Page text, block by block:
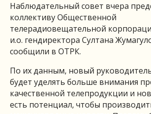
Наблюдательный совет вчера
коллективу Общественной
телерадиовещательной
и.о. гендиректора Султана
сообщили в ОТРК.
По их данным, новый
будет уделять больше внимания
качественной телепродукции и
есть потенциал, чтобы